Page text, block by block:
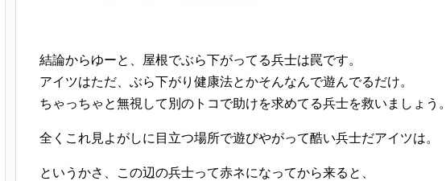
結論からゆーと、屋根でぶら下がってる兵士は罠です。
アイツはただ、ぶら下がり健康法とかそんなんで遊んでるだけ。
ちゃっちゃと無視して別のトコで助けを求めてる兵士を救いましょう。
全くこれ見よがしに目立つ場所で遊びやがって酷い兵士だアイツは。
というかさ、この辺の兵士って赤ネになってから来ると、